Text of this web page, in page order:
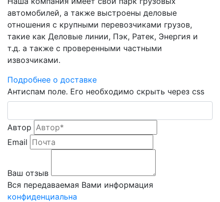
автомобилей, а также выстроены деловые
отношения с крупными перевозчиками грузов,
такие как Деловые линии, Пэк, Ратек, Энергия и
т.д. а также с проверенными частными
извозчиками.
Подробнее о доставке
Антиспам поле. Его необходимо скрыть через css
Автор
Email
Ваш отзыв
Вся передаваемая Вами информация
конфиденциальна